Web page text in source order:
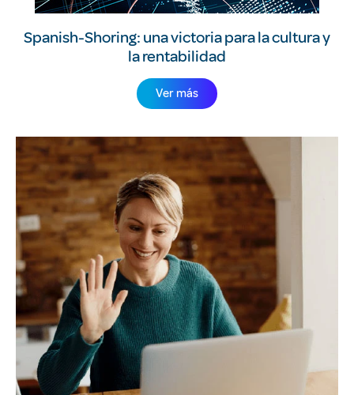
Spanish-Shoring: una victoria para la cultura y
la rentabilidad
Ver más